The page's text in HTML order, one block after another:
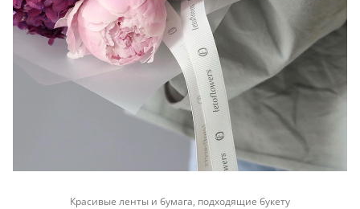
Красивые ленты и бумага, подходящие букету